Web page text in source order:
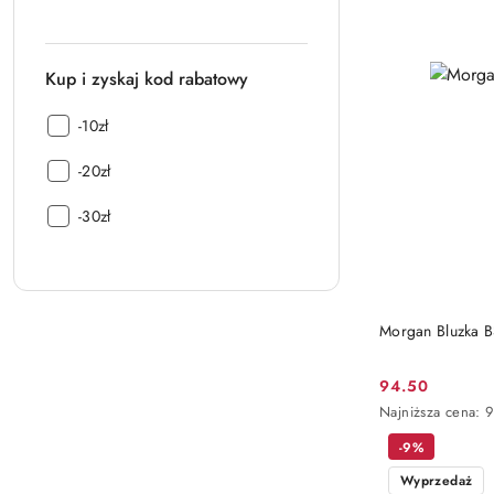
Kup i zyskaj kod rabatowy
Kup
zyskaj
rabatowy:
-10zł
Kup
zyskaj
-20zł
Kup
kod
-30zł
Morgan Bluzka
Cena
promocyjna:
94.50
Najniższa
cena
30
Najniższa cena:
-9%
Wyprzedaż